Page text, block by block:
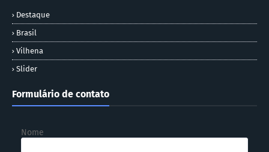
Destaque
Brasil
Vilhena
Slider
Formulário de contato
Nome